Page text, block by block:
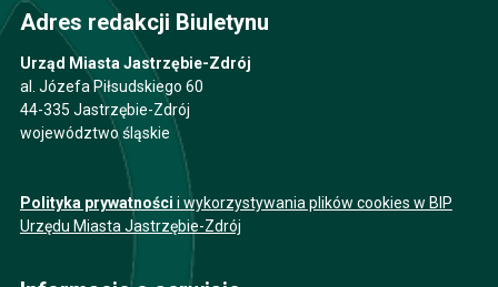
Adres redakcji Biuletynu
Urząd Miasta Jastrzębie-Zdrój
al. Józefa Piłsudskiego 60
44-335 Jastrzębie-Zdrój
województwo śląskie
Polityka prywatności i wykorzystywania plików cookies w BIP
Urzędu Miasta Jastrzębie-Zdrój